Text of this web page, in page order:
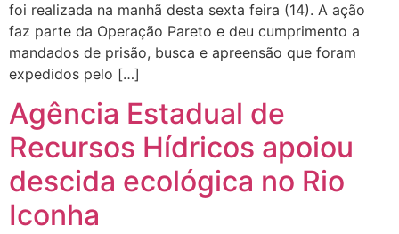
foi realizada na manhã desta sexta feira (14). A ação
faz parte da Operação Pareto e deu cumprimento a
mandados de prisão, busca e apreensão que foram
expedidos pelo […]
Agência Estadual de
Recursos Hídricos apoiou
descida ecológica no Rio
Iconha